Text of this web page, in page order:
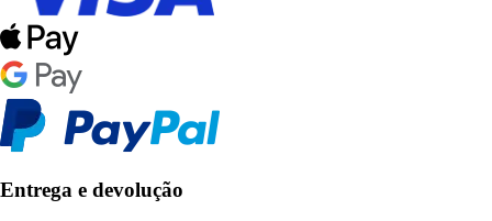
Entrega e devolução